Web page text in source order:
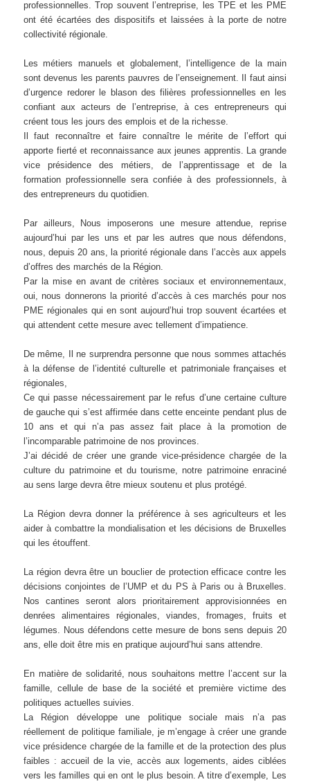
professionnelles. Trop souvent l’entreprise, les TPE et les PME
ont été écartées des dispositifs et laissées à la porte de notre
collectivité régionale.
Les métiers manuels et globalement, l’intelligence de la main
sont devenus les parents pauvres de l’enseignement. Il faut ainsi
d’urgence redorer le blason des filières professionnelles en les
confiant aux acteurs de l’entreprise, à ces entrepreneurs qui
créent tous les jours des emplois et de la richesse.
Il faut reconnaître et faire connaître le mérite de l’effort qui
apporte fierté et reconnaissance aux jeunes apprentis. La grande
vice présidence des métiers, de l’apprentissage et de la
formation professionnelle sera confiée à des professionnels, à
des entrepreneurs du quotidien.
Par ailleurs, Nous imposerons une mesure attendue, reprise
aujourd’hui par les uns et par les autres que nous défendons,
nous, depuis 20 ans, la priorité régionale dans l’accès aux appels
d’offres des marchés de la Région.
Par la mise en avant de critères sociaux et environnementaux,
oui, nous donnerons la priorité d’accès à ces marchés pour nos
PME régionales qui en sont aujourd’hui trop souvent écartées et
qui attendent cette mesure avec tellement d’impatience.
De même, Il ne surprendra personne que nous sommes attachés
à la défense de l’identité culturelle et patrimoniale françaises et
régionales,
Ce qui passe nécessairement par le refus d’une certaine culture
de gauche qui s’est affirmée dans cette enceinte pendant plus de
10 ans et qui n’a pas assez fait place à la promotion de
l’incomparable patrimoine de nos provinces.
J’ai décidé de créer une grande vice-présidence chargée de la
culture du patrimoine et du tourisme, notre patrimoine enraciné
au sens large devra être mieux soutenu et plus protégé.
La Région devra donner la préférence à ses agriculteurs et les
aider à combattre la mondialisation et les décisions de Bruxelles
qui les étouffent.
La région devra être un bouclier de protection efficace contre les
décisions conjointes de l’UMP et du PS à Paris ou à Bruxelles.
Nos cantines seront alors prioritairement approvisionnées en
denrées alimentaires régionales, viandes, fromages, fruits et
légumes. Nous défendons cette mesure de bons sens depuis 20
ans, elle doit être mis en pratique aujourd’hui sans attendre.
En matière de solidarité, nous souhaitons mettre l’accent sur la
famille, cellule de base de la société et première victime des
politiques actuelles suivies.
La Région développe une politique sociale mais n’a pas
réellement de politique familiale, je m’engage à créer une grande
vice présidence chargée de la famille et de la protection des plus
faibles : accueil de la vie, accès aux logements, aides ciblées
vers les familles qui en ont le plus besoin. A titre d’exemple, Les